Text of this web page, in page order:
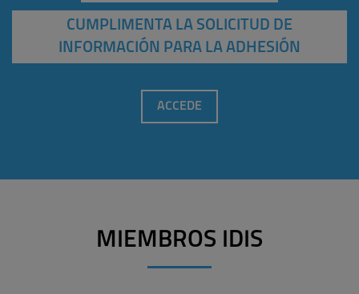
CUMPLIMENTA LA SOLICITUD DE
INFORMACIÓN PARA LA ADHESIÓN
ACCEDE
MIEMBROS IDIS